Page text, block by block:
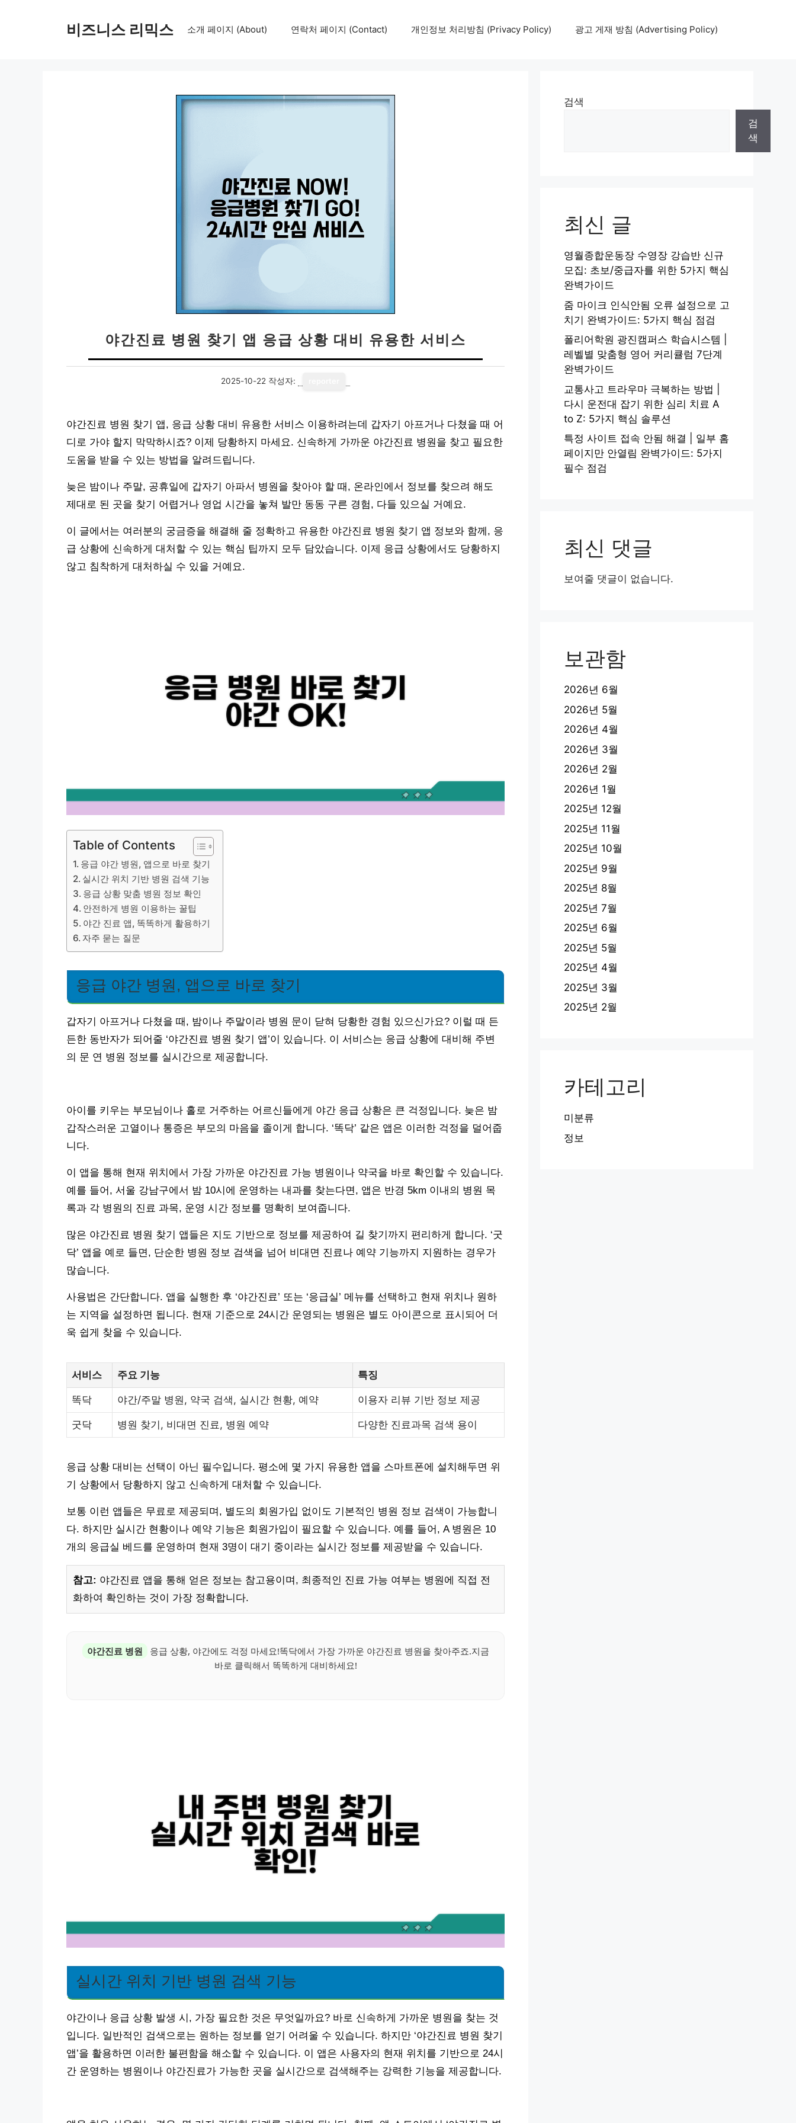
비즈니스 리믹스 소개 페이지 (About) 연락처 페이지 (Contact) 개인정보 처리방침 (Privacy Policy) 광고 게재 방침 (Advertising Policy)
야간진료 병원 찾기 앱 응급 상황 대비 유용한 서비스
2025-10-22 작성자:
야간진료 병원 찾기 앱, 응급 상황 대비 유용한 서비스 이용하려는데 갑자기 아프거나 다쳤을 때 어
디로 가야 할지 막막하시죠? 이제 당황하지 마세요. 신속하게 가까운 야간진료 병원을 찾고 필요한
도움을 받을 수 있는 방법을 알려드립니다.
늦은 밤이나 주말, 공휴일에 갑자기 아파서 병원을 찾아야 할 때, 온라인에서 정보를 찾으려 해도
제대로 된 곳을 찾기 어렵거나 영업 시간을 놓쳐 발만 동동 구른 경험, 다들 있으실 거예요.
이 글에서는 여러분의 궁금증을 해결해 줄 정확하고 유용한 야간진료 병원 찾기 앱 정보와 함께, 응
급 상황에 신속하게 대처할 수 있는 핵심 팁까지 모두 담았습니다. 이제 응급 상황에서도 당황하지
않고 침착하게 대처하실 수 있을 거예요.
Table of Contents
응급 야간 병원, 앱으로 바로 찾기
실시간 위치 기반 병원 검색 기능
응급 상황 맞춤 병원 정보 확인
안전하게 병원 이용하는 꿀팁
야간 진료 앱, 똑똑하게 활용하기
자주 묻는 질문
응급 야간 병원, 앱으로 바로 찾기
갑자기 아프거나 다쳤을 때, 밤이나 주말이라 병원 문이 닫혀 당황한 경험 있으신가요? 이럴 때 든
든한 동반자가 되어줄 ‘야간진료 병원 찾기 앱’이 있습니다. 이 서비스는 응급 상황에 대비해 주변
의 문 연 병원 정보를 실시간으로 제공합니다.
아이를 키우는 부모님이나 홀로 거주하는 어르신들에게 야간 응급 상황은 큰 걱정입니다. 늦은 밤
갑작스러운 고열이나 통증은 부모의 마음을 졸이게 합니다. ‘똑닥’ 같은 앱은 이러한 걱정을 덜어줍
니다.
이 앱을 통해 현재 위치에서 가장 가까운 야간진료 가능 병원이나 약국을 바로 확인할 수 있습니다.
예를 들어, 서울 강남구에서 밤 10시에 운영하는 내과를 찾는다면, 앱은 반경 5km 이내의 병원 목
록과 각 병원의 진료 과목, 운영 시간 정보를 명확히 보여줍니다.
많은 야간진료 병원 찾기 앱들은 지도 기반으로 정보를 제공하여 길 찾기까지 편리하게 합니다. ‘굿
닥’ 앱을 예로 들면, 단순한 병원 정보 검색을 넘어 비대면 진료나 예약 기능까지 지원하는 경우가
많습니다.
사용법은 간단합니다. 앱을 실행한 후 ‘야간진료’ 또는 ‘응급실’ 메뉴를 선택하고 현재 위치나 원하
는 지역을 설정하면 됩니다. 현재 기준으로 24시간 운영되는 병원은 별도 아이콘으로 표시되어 더
욱 쉽게 찾을 수 있습니다.
서비스 주요 기능 특징
똑닥 야간/주말 병원, 약국 검색, 실시간 현황, 예약 이용자 리뷰 기반 정보 제공
굿닥 병원 찾기, 비대면 진료, 병원 예약 다양한 진료과목 검색 용이
응급 상황 대비는 선택이 아닌 필수입니다. 평소에 몇 가지 유용한 앱을 스마트폰에 설치해두면 위
기 상황에서 당황하지 않고 신속하게 대처할 수 있습니다.
보통 이런 앱들은 무료로 제공되며, 별도의 회원가입 없이도 기본적인 병원 정보 검색이 가능합니
다. 하지만 실시간 현황이나 예약 기능은 회원가입이 필요할 수 있습니다. 예를 들어, A 병원은 10
개의 응급실 베드를 운영하며 현재 3명이 대기 중이라는 실시간 정보를 제공받을 수 있습니다.
참고: 야간진료 앱을 통해 얻은 정보는 참고용이며, 최종적인 진료 가능 여부는 병원에 직접 전
화하여 확인하는 것이 가장 정확합니다.
야간진료 병원
응급 상황, 야간에도 걱정 마세요!똑닥에서 가장 가까운 야간진료 병원을 찾아주죠.지금
바로 클릭해서 똑똑하게 대비하세요!
실시간 위치 기반 병원 검색 기능
야간이나 응급 상황 발생 시, 가장 필요한 것은 무엇일까요? 바로 신속하게 가까운 병원을 찾는 것
입니다. 일반적인 검색으로는 원하는 정보를 얻기 어려울 수 있습니다. 하지만 ‘야간진료 병원 찾기
앱’을 활용하면 이러한 불편함을 해소할 수 있습니다. 이 앱은 사용자의 현재 위치를 기반으로 24시
간 운영하는 병원이나 야간진료가 가능한 곳을 실시간으로 검색해주는 강력한 기능을 제공합니다.
검색
검
색
최신 글
영월종합운동장 수영장 강습반 신규
모집: 초보/중급자를 위한 5가지 핵심
완벽가이드
줌 마이크 인식안됨 오류 설정으로 고
치기 완벽가이드: 5가지 핵심 점검
폴리어학원 광진캠퍼스 학습시스템 |
레벨별 맞춤형 영어 커리큘럼 7단계
완벽가이드
교통사고 트라우마 극복하는 방법 |
다시 운전대 잡기 위한 심리 치료 A
to Z: 5가지 핵심 솔루션
특정 사이트 접속 안됨 해결 | 일부 홈
페이지만 안열림 완벽가이드: 5가지
필수 점검
최신 댓글
보여줄 댓글이 없습니다.
보관함
2026년 6월
2026년 5월
2026년 4월
2026년 3월
2026년 2월
2026년 1월
2025년 12월
2025년 11월
2025년 10월
2025년 9월
2025년 8월
2025년 7월
2025년 6월
2025년 5월
2025년 4월
2025년 3월
2025년 2월
카테고리
미분류
정보